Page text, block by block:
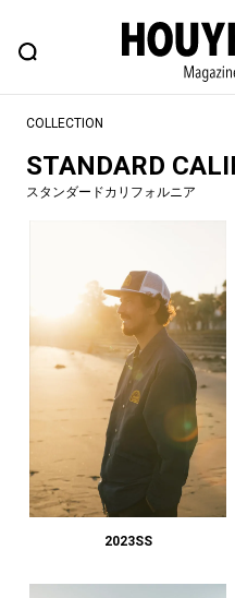
FEATURE
ヒップなファッション、カル
#ESSENTIAL DESIGNS
#NEW VINTAGE #マ
#路地裏てぃーん。
#GH 銘品の所以 #フ
#Commune H
#ととけん #FASHION
#LIFESTYLE
COLLECTION
STANDARD
スタンダードカリフォルニア
2023SS